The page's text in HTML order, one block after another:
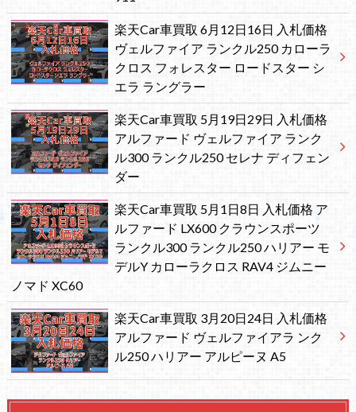
楽天Car車買取 6月12日16日 入札価格
ヴェルファイア ランクル250 カローラ
クロス フォレスター ロードスター シ
エラ ラングラー
楽天Car車買取 5月19日29日 入札価格
アルファード ヴェルファイア ランク
ル300 ランクル250 セレナ ディフェン
ダー
楽天Car車買取 5月1日8日 入札価格 ア
ルファード LX600 クラウンスポーツ
ランクル300 ランクル250 ハリアー モ
デルY カローラクロス RAV4 ジムニー
ノマド XC60
楽天Car車買取 3月20日24日 入札価格
アルファード ヴェルファイアラ ンク
ル250 ハリアー アルピーヌ A5